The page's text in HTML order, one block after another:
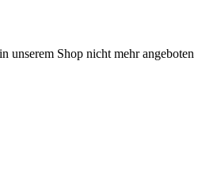
unserem Shop nicht mehr angeboten